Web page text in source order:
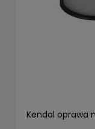
Kendal oprawa